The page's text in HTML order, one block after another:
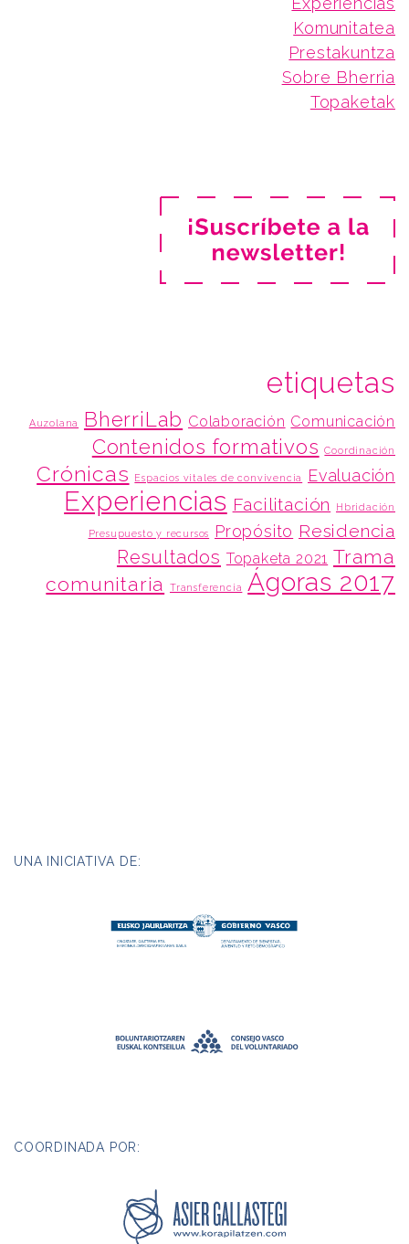
Komunitatea
Prestakuntza
Sobre Bherria
Topaketak
etiquetas
Auzolana BherriLab Colaboración Comunicación
Contenidos formativos Coordinación
Crónicas Espacios vitales de convivencia Evaluación
Experiencias Facilitación Hbridación
Presupuesto y recursos Propósito Residencia
Resultados Topaketa 2021 Trama
comunitaria
Transferencia Ágoras 2017
UNA INICIATIVA DE:
COORDINADA POR: